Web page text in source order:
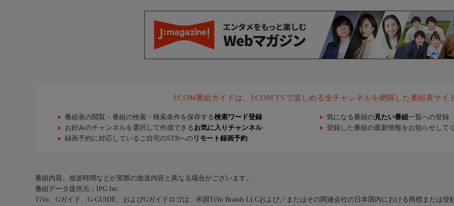
J:COM番組ガイドは、J:COM TVで楽しめる全チャンネルを網羅した番組表サイ
番組表の閲覧・番組の検索・検索条件を保存する検索ワード登録 気になる番組の 見たい番組 一覧への登録
お好みのチャンネルを選択して作成できる お気に入りチャンネル 登録した番組の最新情報をお知らせして
録画予約に対応しているご自宅のSTBへの リモート録画予約
番組内容、放送時間などが実際の放送内容と異なる場合がございます。
番組データ提供元：IPG Inc.
TiVo、Gガイド、G-GUIDE、およびGガイドロゴは、米国TiVo Brands LLCおよび／またはその関連会社の日本国内における商標または登